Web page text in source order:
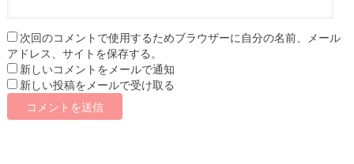
次回のコメントで使用するためブラウザーに自分の名前、メール
アドレス、サイトを保存する。
新しいコメントをメールで通知
新しい投稿をメールで受け取る